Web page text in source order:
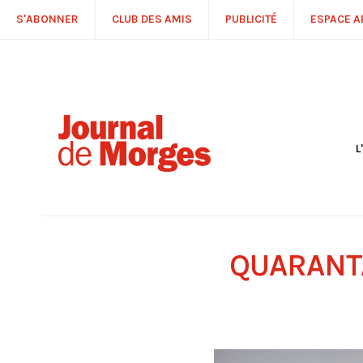
S'ABONNER CLUB DES AMIS PUBLICITÉ ESPACE